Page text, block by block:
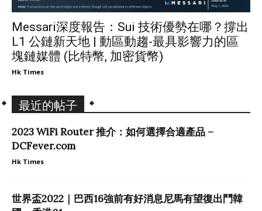
Messari深度報告：Sui 技術優勢在哪？撐出
L1 公鏈新天地 | 動區動趨-最具影響力的區
塊鏈媒體 (比特幣, 加密貨幣)
Hk Times
最近的帖子
2023 WiFi Router 推介：如何選擇合適產品 –
DCFever.com
Hk Times
世界盃2022｜巴西16強前有好消息尼馬有望復出鬥韓